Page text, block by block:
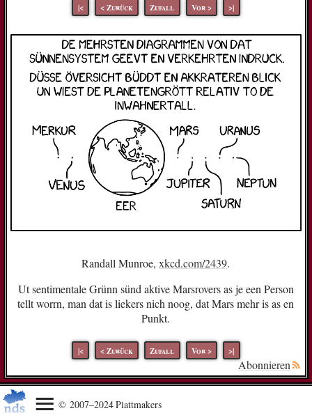
|< < Zurück Zufall Vor > >|
Randall Munroe,xkcd.com/2439.
Ut sentimentale Grünn sünd aktive Marsrovers as je een Person
tellt worrn, man dat is liekers nich noog, dat Mars mehr is as en
Punkt.
|< < Zurück Zufall Vor > >|
Abonnieren
© 2007–2024 Plattmakers